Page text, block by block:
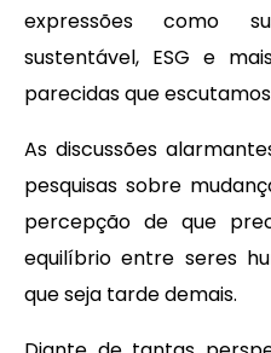
expressões como
sustentável, ESG e
parecidas que
As discussões
pesquisas sobre
percepção de que
equilíbrio entre seres
que seja tarde demais.